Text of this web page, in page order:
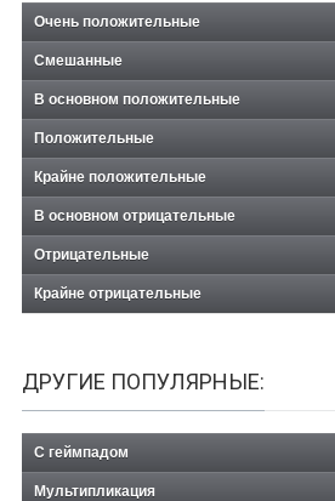
Очень положительные
Смешанные
В основном положительные
Положительные
Крайне положительные
В основном отрицательные
Отрицательные
Крайне отрицательные
ДРУГИЕ ПОПУЛЯРНЫЕ:
С геймпадом
Мультипликация